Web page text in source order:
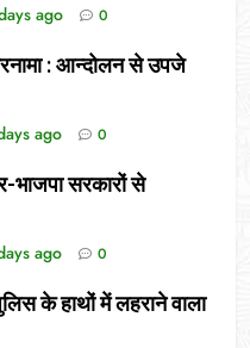
ago 0
: आन्दोलन से उपजे
ago 0
भाजपा सरकारों से
ago 0
के हाथों में लहराने वाला